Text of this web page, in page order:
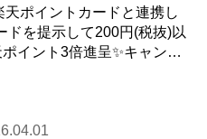
ポイントカードと連携し
ドを提示して200円(税抜)以
イント3倍進呈✨キャンペ